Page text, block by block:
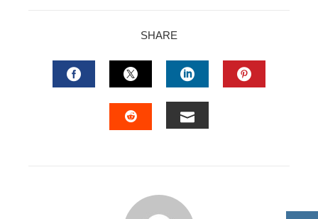
SHARE
FACEBOOKTWITTERLINKEDIN